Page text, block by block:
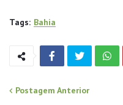
Tags: Bahia
Postagem Anterior